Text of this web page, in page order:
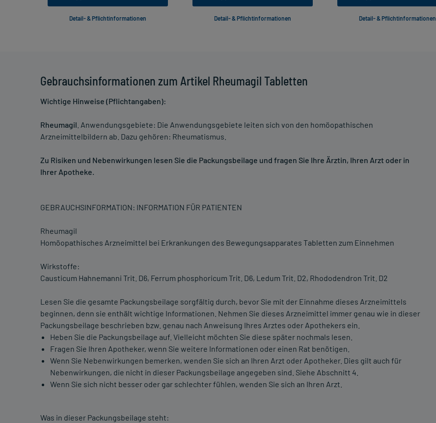
Gebrauchsinformationen zum Artikel Rheumagil Tabletten
Wichtige Hinweise (Pflichtangaben):
Rheumagil . Anwendungsgebiete: Die Anwendungsgebiete leiten sich von den homöopathischen
Arzneimittelbildern ab. Dazu gehören: Rheumatismus.
Zu Risiken und Nebenwirkungen lesen Sie die Packungsbeilage und fragen Sie Ihre Ärztin, Ihren Arzt oder in
Ihrer Apotheke.
GEBRAUCHSINFORMATION: INFORMATION FÜR PATIENTEN
Rheumagil
Homöopathisches Arzneimittel bei Erkrankungen des Bewegungsapparates Tabletten zum Einnehmen
Wirkstoffe:
Causticum Hahnemanni Trit. D6, Ferrum phosphoricum Trit. D6, Ledum Trit. D2, Rhododendron Trit. D2
Lesen Sie die gesamte Packungsbeilage sorgfältig durch, bevor Sie mit der Einnahme dieses Arzneimittels
beginnen, denn sie enthält wichtige Informationen. Nehmen Sie dieses Arzneimittel immer genau wie in dieser
Packungsbeilage beschrieben bzw. genau nach Anweisung Ihres Arztes oder Apothekers ein.
Heben Sie die Packungsbeilage auf. Vielleicht möchten Sie diese später nochmals lesen.
Fragen Sie Ihren Apotheker, wenn Sie weitere Informationen oder einen Rat benötigen.
Wenn Sie Nebenwirkungen bemerken, wenden Sie sich an Ihren Arzt oder Apotheker. Dies gilt auch für
Nebenwirkungen, die nicht in dieser Packungsbeilage angegeben sind. Siehe Abschnitt 4.
Wenn Sie sich nicht besser oder gar schlechter fühlen, wenden Sie sich an Ihren Arzt.
Was in dieser Packungsbeilage steht:
Detail- & Pflichtinformationen Detail- & Pflichtinformationen Detail- & Pflichtinformationen